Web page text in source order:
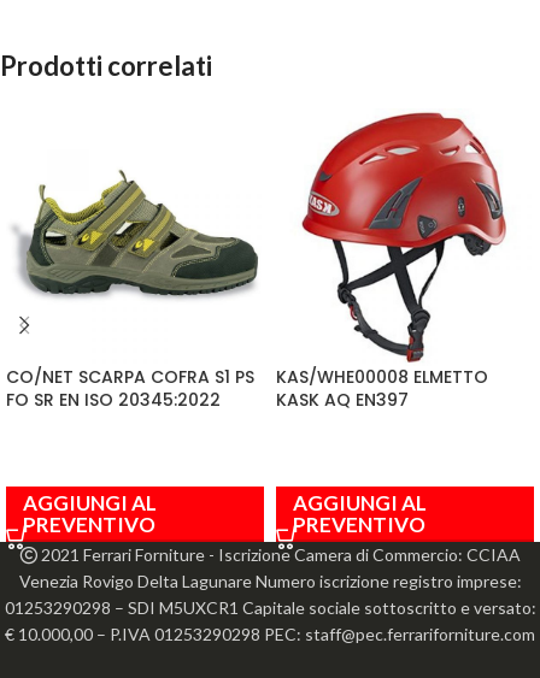
Prodotti correlati
CO/NET SCARPA COFRA S1 PS
FO SR EN ISO 20345:2022
AGGIUNGI AL
PREVENTIVO
KAS/WHE00008 ELMETTO
KASK AQ EN397
AGGIUNGI AL
PREVENTIVO
2021 Ferrari Forniture - Iscrizione Camera di Commercio: CCIAA
Venezia Rovigo Delta Lagunare Numero iscrizione registro imprese:
01253290298 – SDI M5UXCR1 Capitale sociale sottoscritto e versato:
€ 10.000,00 – P.IVA 01253290298 PEC: staff@pec.ferrariforniture.com